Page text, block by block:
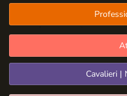
Cavalieri |